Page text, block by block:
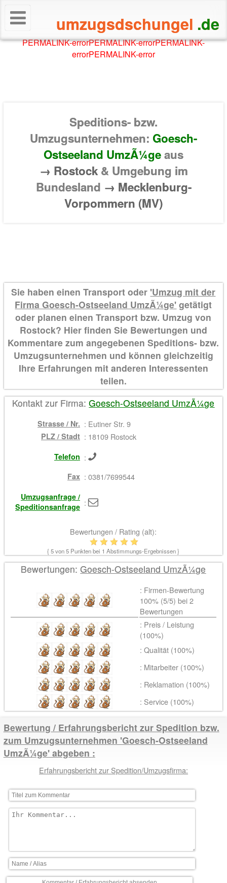
umzugsdschungel .de
PERMALINK-errorPERMALINK-errorPERMALINK-
errorPERMALINK-error
Speditions- bzw.
Umzugsunternehmen: Goesch-
Ostseeland UmzÃ¼geaus
→ Rostock & Umgebung im
Bundesland → Mecklenburg-
Vorpommern (MV)
Sie haben einen Transport oder 'Umzug mit der
Firma Goesch-Ostseeland UmzÃ¼ge' getätigt
oder planen einen Transport bzw. Umzug von
Rostock? Hier finden Sie Bewertungen und
Kommentare zum angegebenen Speditions- bzw.
Umzugsunternehmen und können gleichzeitig
Ihre Erfahrungen mit anderen Interessenten
teilen.
Kontakt zur Firma:Goesch-Ostseeland UmzÃ¼ge
Strasse / Nr. : Eutiner Str. 9
PLZ / Stadt : 18109 Rostock
Telefon :
Fax : 0381/7699544
Umzugsanfrage /
Speditionsanfrage :
Bewertungen / Rating (alt):
{5von 5 Punkten bei 1 Abstimmungs-Ergebnissen }
Bewertungen:Goesch-Ostseeland UmzÃ¼ge
: Firmen-Bewertung
100% (5/5) bei2
Bewertungen
: Preis / Leistung
(100%)
: Qualität (100%)
: Mitarbeiter (100%)
: Reklamation (100%)
: Service (100%)
Bewertung / Erfahrungsbericht zur Spedition bzw.
zum Umzugsunternehmen 'Goesch-Ostseeland
UmzÃ¼ge' abgeben
Erfahrungsbericht zur Spedition/Umzugsfirma: